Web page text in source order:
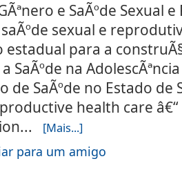
e SaÃºde Sexual
sexual e
para a
SaÃºde na
de SaÃºde no Estado de
health care
[Mais...]
para um amigo